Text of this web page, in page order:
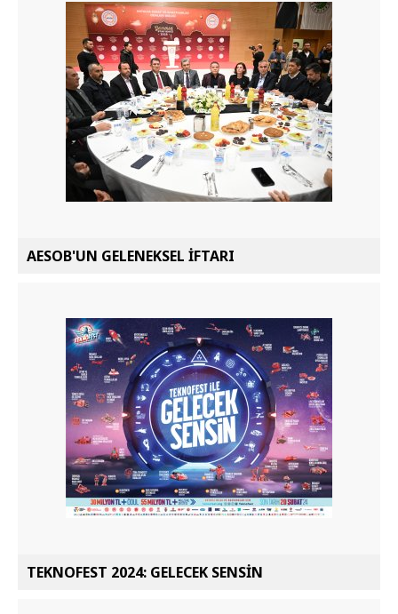
AESOB'UN GELENEKSEL İFTARI
TEKNOFEST 2024: GELECEK SENSİN